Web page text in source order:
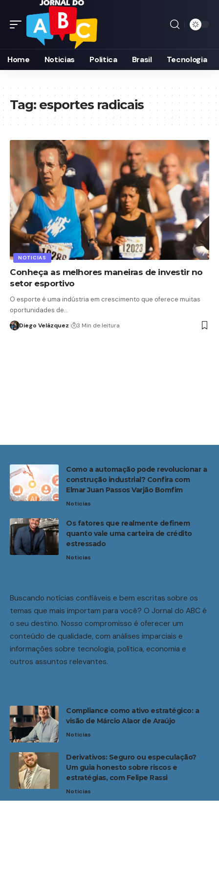
Home Noticias Politica Brasil Tecnologia
Tag: esportes radicais
NOTICIAS
Conheça as melhores maneiras de investir no
setor esportivo
O esporte é uma indústria em crescimento que oferece muitas
oportunidades de…
Diego Velázquez 3 Min de leitura
Como a automação pode revolucionar a
construção industrial? Confira com
Elmar Juan Passos Varjão Bomfim
Noticias
Os fatores que realmente definem
quanto vale uma carteira de crédito
estressado
Noticias
Buscando notícias confiáveis e bem escritas sobre os
temas que mais importam para você? O Jornal do ABC é
o seu destino. Nosso compromisso é oferecer um
conteúdo de qualidade, com análises imparciais e
informações sobre tecnologia, política, economia e
outros assuntos relevantes.
Compliance como ativo estratégico: a
visão de Márcio Alaor de Araújo
Noticias
Derivativos: Seguro ou especulação?
Um guia honesto sobre riscos e
estratégias, com Felipe Rassi
Noticias